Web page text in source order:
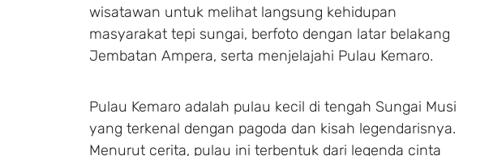
wisatawan untuk melihat langsung kehidupan
masyarakat tepi sungai, berfoto dengan latar belakang
Jembatan Ampera, serta menjelajahi Pulau Kemaro.
Pulau Kemaro adalah pulau kecil di tengah Sungai Musi
yang terkenal dengan pagoda dan kisah legendarisnya.
Menurut cerita, pulau ini terbentuk dari legenda cinta